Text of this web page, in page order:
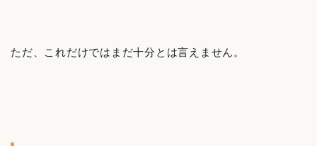
ただ、これだけではまだ十分とは言えません。